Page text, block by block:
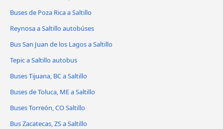
Buses de Poza Rica a Saltillo
Reynosa a Saltillo autobúses
Bus San Juan de los Lagos a Saltillo
Tepic a Saltillo autobus
Buses Tijuana, BC a Saltillo
Buses de Toluca, ME a Saltillo
Buses Torreón, CO Saltillo
Bus Zacatecas, ZS a Saltillo